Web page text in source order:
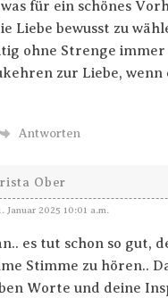
für ein schönes
Liebe bewusst zu
ohne Strenge immer
zur Liebe, wenn
Antworten
Ober
Januar 2025 10:01 a.m.
es tut schon so gut,
Stimme zu hören..
Worte und deine